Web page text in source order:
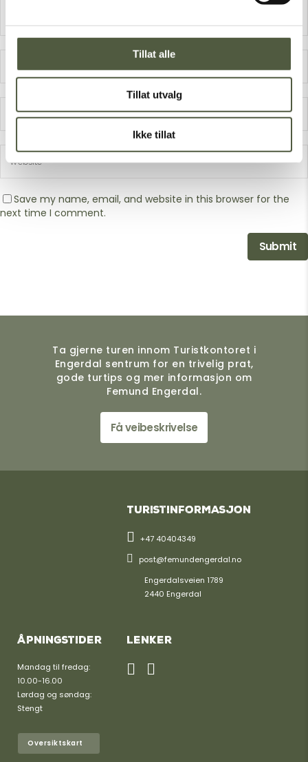
Tillat alle
Tillat utvalg
Ikke tillat
Save my name, email, and website in this browser for the
next time I comment.
Ta gjerne turen innom Turistkontoret i
Engerdal sentrum for en trivelig prat,
gode turtips og mer informasjon om
Femund Engerdal.
Få veibeskrivelse
Turistinformasjon
+47 40404349
post@femundengerdal.no
Engerdalsveien 1789
2440 Engerdal
Åpningstider
Mandag til fredag:
10.00-16.00
Lørdag og søndag:
Stengt
Oversiktskart
Lenker